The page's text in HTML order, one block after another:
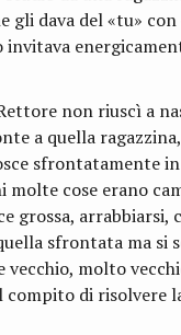
gli dava del «tu»
invitava
non riuscì a
a quella
sfrontatamente
molte cose erano
grossa, arrabbiarsi,
sfrontata ma si
vecchio, molto
compito di risolvere